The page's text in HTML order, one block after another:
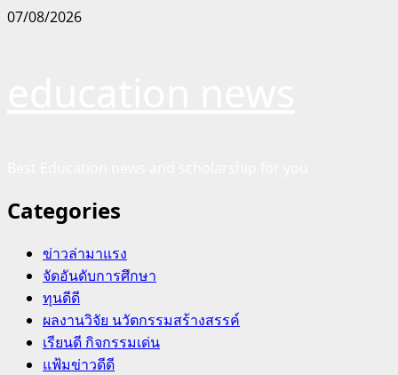
Skip
07/08/2026
Categories
ข่าวล่ามาแรง
จัดอันดับการศึกษา
ทุนดีดี
ผลงานวิจัย นวัตกรรมสร้างสรรค์
เรียนดี กิจกรรมเด่น
แฟ้มข่าวดีดี